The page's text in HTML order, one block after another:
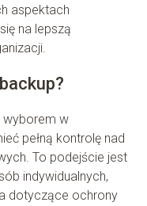
aspektach
na lepszą
wyborem w
pełną kontrolę nad
To podejście jest
indywidualnych,
dotyczące ochrony